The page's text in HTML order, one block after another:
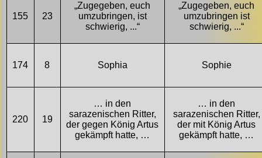
155 23
„Zugegeben, euch
umzubringen, ist
schwierig, ...“
„Zugegeben, euch
umzubringen ist
schwierig, ...“
174 8 Sophia Sophie
220 19
… in den
sarazenischen Ritter,
der gegen König Artus
gekämpft hatte, …
… in den
sarazenischen Ritter,
der mit König Artus
gekämpft hatte, …